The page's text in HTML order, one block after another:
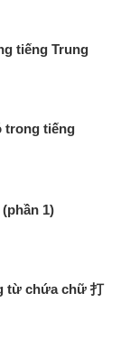
tiếng Trung
trong tiếng
1)
từ chứa chữ 打